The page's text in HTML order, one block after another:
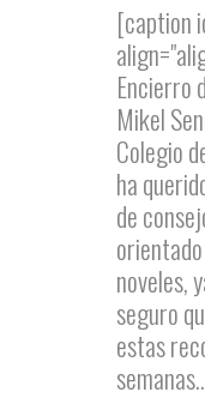
[caption
Encierro
Mikel
Colegio
ha
de
noveles,
seguro
estas